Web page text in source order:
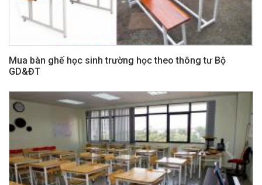
Mua bàn ghế học sinh trường học theo thông tư Bộ
GD&ĐT